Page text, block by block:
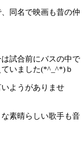
同名で映画も昔の仲
試合前にバスの中で
いました(*^_^*)ｂ
ようがありませ
素晴らしい歌手も音